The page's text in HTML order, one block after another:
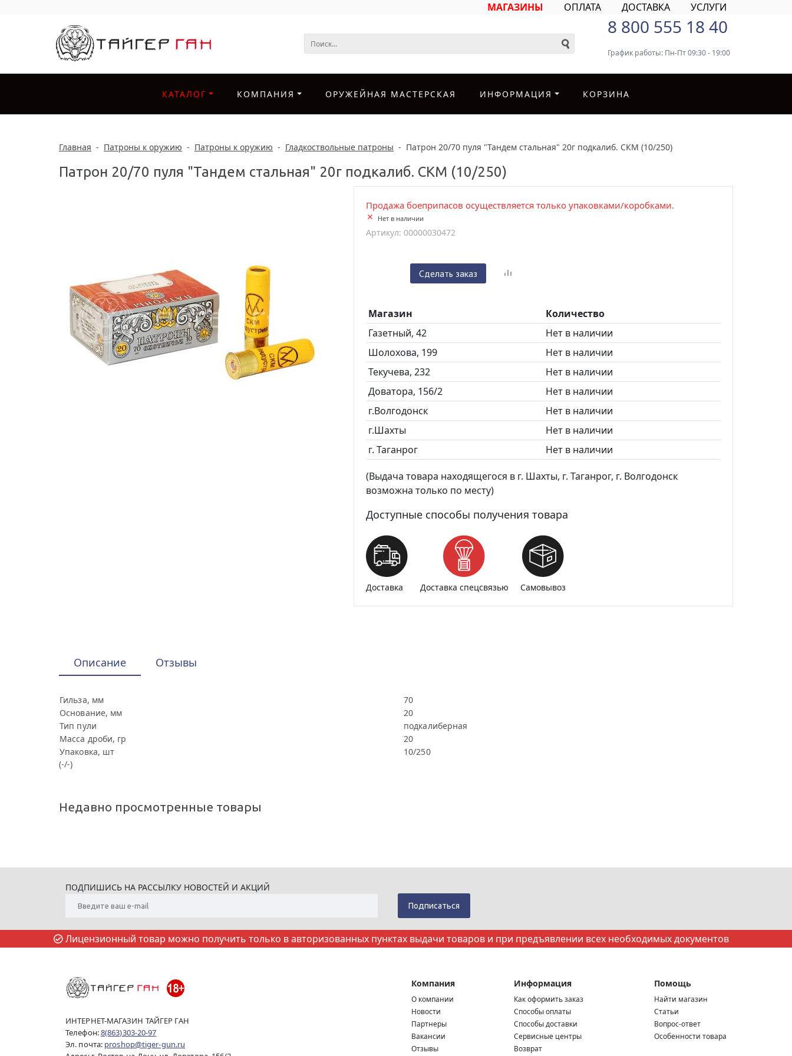
МАГАЗИНЫ ОПЛАТА ДОСТАВКА УСЛУГИ
8 800 555 18 40
График работы: Пн-Пт 09:30 - 19:00
КАТАЛОГ КОМПАНИЯ ОРУЖЕЙНАЯ МАСТЕРСКАЯ ИНФОРМАЦИЯ КОРЗИНА
Главная - Патроны к оружию - Патроны к оружию - Гладкоствольные патроны - Патрон 20/70 пуля "Тандем стальная" 20г подкалиб. СКМ (10/250)
Патрон 20/70 пуля "Тандем стальная" 20г подкалиб. СКМ (10/250)
Продажа боеприпасов осуществляется только упаковками/коробками.
Нет в наличии
Артикул: 00000030472
Сделать заказ
Магазин
Количество
Газетный, 42
Нет в наличии
Шолохова, 199
Нет в наличии
Текучева, 232
Нет в наличии
Доватора, 156/2
Нет в наличии
г.Волгодонск
Нет в наличии
г.Шахты
Нет в наличии
г. Таганрог
Нет в наличии
(Выдача товара находящегося в г. Шахты, г. Таганрог, г. Волгодонск
возможна только по месту)
Доступные способы получения товара
Доставка Доставка спецсвязью Самовывоз
Описание Отзывы
Гильза, мм
70
Основание, мм
20
Тип пули
подкалиберная
Масса дроби, гр
20
Упаковка, шт
10/250
(-/-)
Недавно просмотренные товары
ПОДПИШИСЬ НА РАССЫЛКУ НОВОСТЕЙ И АКЦИЙ
Лицензионный товар можно получить только в авторизованных пунктах выдачи товаров и при предъявлении всех необходимых документов
ИНТЕРНЕТ-МАГАЗИН ТАЙГЕР ГАН
Телефон:8(863)303-20-97
Эл. почта: proshop@tiger-gun.ru
Компания
О компании
Новости
Партнеры
Вакансии
Отзывы
Информация
Как оформить заказ
Способы оплаты
Способы доставки
Сервисные центры
Возврат
Помощь
Найти магазин
Статьи
Вопрос-ответ
Особенности товара